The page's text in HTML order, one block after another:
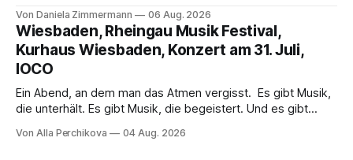
psychologische Tiefe mit starken Bildern, getragen von
einem spielfreudigen Ensemble und einer musikalisch
überzeugenden Gesamtleistung.
Von Daniela Zimmermann 06 Aug. 2026
Wiesbaden, Rheingau Musik Festival,
Kurhaus Wiesbaden, Konzert am 31. Juli,
IOCO
Ein Abend, an dem man das Atmen vergisst. Es gibt Musik,
die unterhält. Es gibt Musik, die begeistert. Und es gibt
Genau so war der Abend im Kurhaus Wiesbaden, an dem
Von Alla Perchikova 04 Aug. 2026